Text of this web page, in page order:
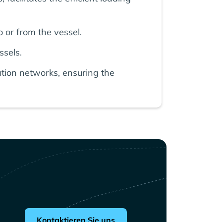
or from the vessel.
networks, ensuring the
Kontaktieren Sie uns